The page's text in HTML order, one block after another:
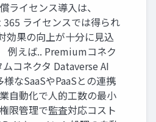
ライセンス導入は、
ライセンスでは得られ
効果の向上が十分に見込
例えば.. Premiumコネク
コネクタ Dataverse AI
なSaaSやPaaSとの連携
自動化で人的工数の最小
限管理で監査対応コスト